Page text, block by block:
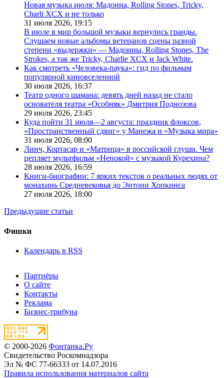
Новая музыка июля: Мадонна, Rolling Stones, Tricky,
Charli XCX и не только
31 июля 2026, 19:15
В июле в мир большой музыки вернулись гранды.
Слушаем новые альбомы ветеранов сцены разной
степени «выдержки» — Мадонны, Rolling Stones, The
Strokes, а так же Tricky, Charlie XCX и Jack White.
Как смотреть «Человека-паука»: гид по фильмам
популярной киновселенной
30 июля 2026, 16:37
Театр одного шамана: девять дней назад не стало
основателя театра «Особняк» Дмитрия Поднозова
29 июля 2026, 23:45
Куда пойти 31 июля—2 августа: праздник флоксов,
«Пространственный сдвиг» у Манежа и «Музыка мира»
31 июля 2026, 08:00
Линч, Кортасар и «Матрица» в российской глуши. Чем
цепляет мультфильм «Непокой» с музыкой Курехина?
28 июля 2026, 16:59
Книги-биографии: 7 ярких текстов о реальных людях от
монахинь Средневековья до Энтони Хопкинса
27 июля 2026, 18:00
Предыдущие статьи
Фишки
Календарь в RSS
Партнёры
О сайте
Контакты
Реклама
Бизнес-трибуна
© 2000-2026 Фонтанка.Ру
Свидетельство Роскомнадзора
Эл № ФС 77-66333 от 14.07.2016
Правила использования материалов сайта